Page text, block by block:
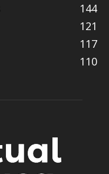
144
121
117
110